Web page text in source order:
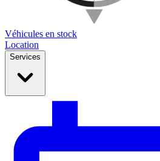
Véhicules en stock
Location
Services